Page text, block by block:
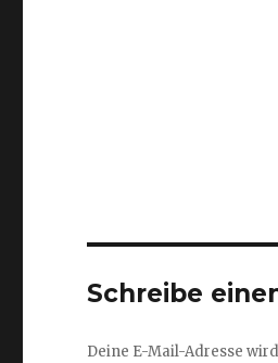
Schreibe
Deine E-Mail-Adresse